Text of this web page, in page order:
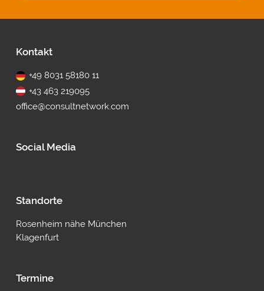
Fußbereich
Kontakt
+49 8031 58180 11
+43 463 219095
office@consultnetwork.com
Social Media
Standorte
Rosenheim nähe München
Klagenfurt
Termine